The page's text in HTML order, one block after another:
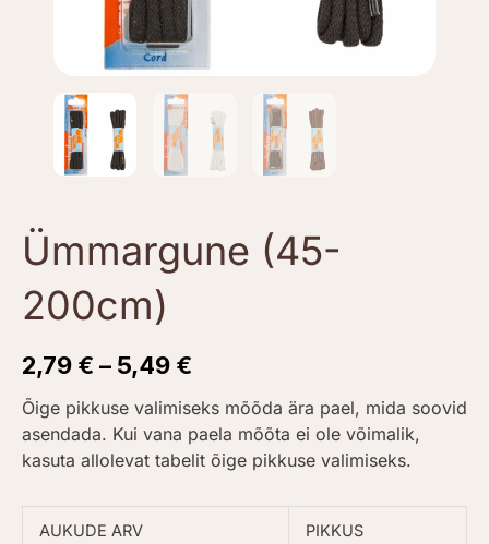
Ümmargune (45-
200cm)
2,79 € – 5,49 €
Õige pikkuse valimiseks mõõda ära pael, mida soovid
asendada. Kui vana paela mõõta ei ole võimalik,
kasuta allolevat tabelit õige pikkuse valimiseks.
AUKUDE ARV PIKKUS